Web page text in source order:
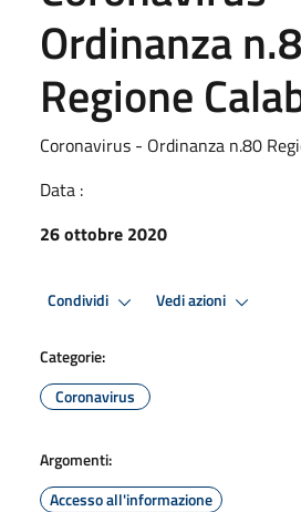
Ordinanza
Regione
Coronavirus - Ordinanza n.80
Data :
26 ottobre 2020
Condividi Vedi azioni
Categorie:
Coronavirus
Argomenti:
Accesso all'informazione